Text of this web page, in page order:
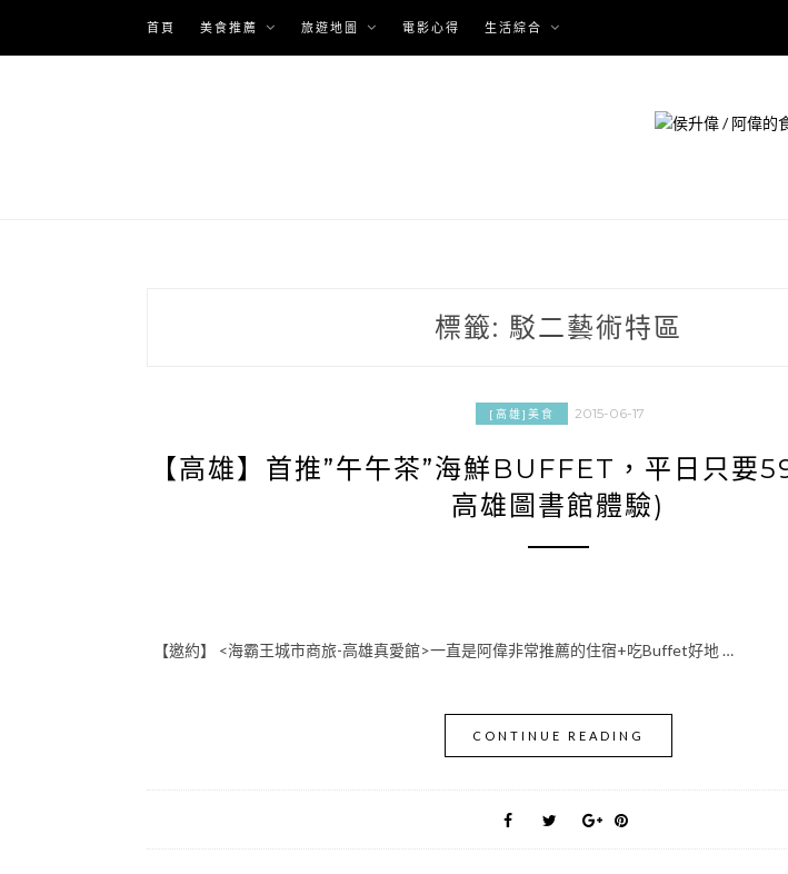
content
首頁 美食推薦 旅遊地圖 電影心得 生活綜合
標籤: 駁二藝術特區
[高雄]美食 2015-06-17
【高雄】首推”午午茶”海鮮BUFFET，平日只要
高雄圖書館體驗)
【邀約】 <海霸王城市商旅-高雄真愛館>一直是阿偉非常推薦的住宿+吃Buffet好地 …
CONTINUE READING